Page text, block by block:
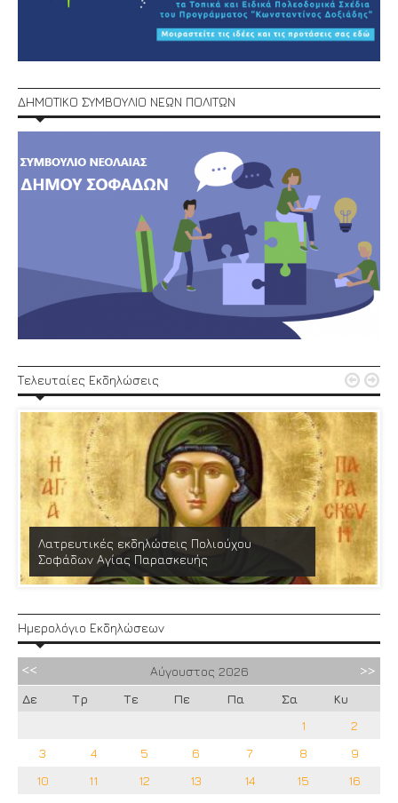
ΔΗΜΟΤΙΚΟ ΣΥΜΒΟΥΛΙΟ ΝΕΩΝ ΠΟΛΙΤΩΝ
Τελευταίες Εκδηλώσεις
Λατρευτικές εκδηλώσεις Πολιούχου
Σοφάδων Αγίας Παρασκευής
 
Ημερολόγιο Εκδηλώσεων
Αύγουστος 2026
Δε
Τρ Τε Πε Πα Σα
Κυ
1
2
3
4 5 6 7 8
9
10
11 12 13 14 15
16